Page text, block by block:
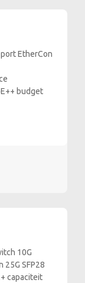
port EtherCon
budget
10G
25G SFP28
capaciteit